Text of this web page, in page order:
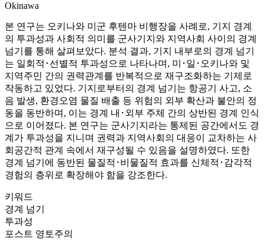
Okinawa
본 연구는 오키나와 미군 후텐마 비행장을 사례로, 기지 경계
의 투과성과 사회적 의미를 군사기지와 지역사회 사이의 경계
넘기를 통해 살펴보았다. 분석 결과, 기지 내부로의 경계 넘기
는 일회적･선별적 투과성으로 나타나며, 미･일･오키나와 및
지역주민 간의 권력관계를 반복적으로 재구조화하는 기제로
작동하고 있었다. 기지로부터의 경계 넘기는 항공기 사고, 소
음 발생, 환경오염 물질 배출 등 위험의 외부 확산과 불안의 정
동을 동반하며, 이는 경계 내･외부 주체 간의 상반된 경계 인식
으로 이어졌다. 본 연구는 군사기지라는 통제된 공간에서도 경
계가 투과성을 지니며 권력과 지역사회의 대응이 교차하는 사
회공간적 관계 속에서 재구성될 수 있음을 설명하였다. 또한
경계 넘기에 동반된 물질적･비물질적 효과를 신체적･감각적
경험의 층위로 확장해야 함을 강조한다.
키워드
경계 넘기
투과성
포스트 영토주의